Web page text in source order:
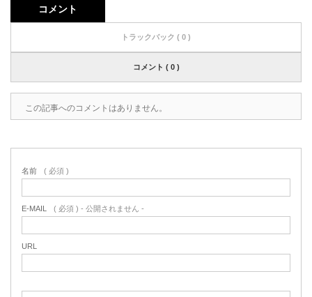
コメント
トラックバック ( 0 )
コメント ( 0 )
この記事へのコメントはありません。
名前 ( 必須 )
E-MAIL ( 必須 ) - 公開されません -
URL